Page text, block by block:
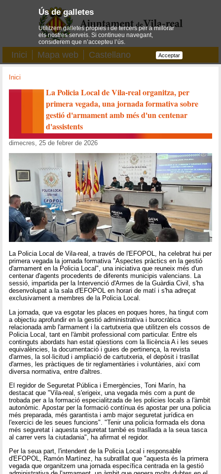
Inici Mapa web Castellano
Inici
La Policia Local de Vila-real organitza, per
primera vegada, una jornada formativa sobre
gestió d'armament amb més d'un centenar
d'assistents
dimecres, 25 de febrer de 2026
La Policia Local de Vila-real, a través de l'EFOPOL, ha celebrat hui per
primera vegada la jornada formativa "Aspectes pràctics en la gestió
d'armament en la Policia Local", una iniciativa que reuneix més d'un
centenar d'agents procedents de diferents municipis valencians. La
sessió, impartida per la Intervenció d'Armes de la Guàrdia Civil, s'ha
desenvolupat a la sala d'EFOPOL en horari de matí i s'ha adreçat
exclusivament a membres de la Policia Local.
La jornada, que va esgotar les places en poques hores, ha tingut com
a objectiu aprofundir en la gestió administrativa i burocràtica
relacionada amb l'armament i la cartutxeria que utilitzen els cossos de
Policia Local, tant en l'àmbit professional com particular. Entre els
continguts abordats han estat qüestions com la llicència A i les seues
equivalències, la documentació i guies de pertinença, la revista
d'armes, la sol·licitud i ampliació de cartutxeria, el depòsit i trasllat
d'armes, les pràctiques de tir reglamentàries i voluntàries, així com
diversa normativa, entre d'altres.
El regidor de Seguretat Pública i Emergències, Toni Marín, ha
destacat que "Vila-real, s'erigeix, una vegada més com a punt de
trobada per a la formació especialitzada de les policies locals a l'àmbit
autonòmic. Apostar per la formació contínua és apostar per una policia
més preparada, més garantista i amb major seguretat jurídica en
l'exercici de les seues funcions". "Tenir una policia formada els dona
més seguretat i aquesta seguretat també es trasllada a la seua tasca
al carrer vers la ciutadania", ha afirmat el regidor.
Per la seua part, l'intendent de la Policia Local i responsable
d'EFOPOL, Ramón Martínez, ha subratllat que "aquesta és la primera
vegada que organitzem una jornada específica centrada en la gestió
Ús de galletes
Utilitzem galletes pròpies i de tercers per a millorar
els nostres serveis. Si continueu navegant,
considerem que n’accepteu l’ús.
Acceptar